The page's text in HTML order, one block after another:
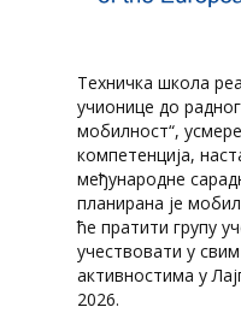
Техничка школа
учионице до
мобилност“,
компетенција,
међународне
планирана је
ће пратити групу
учествовати у
активностима у
2026.